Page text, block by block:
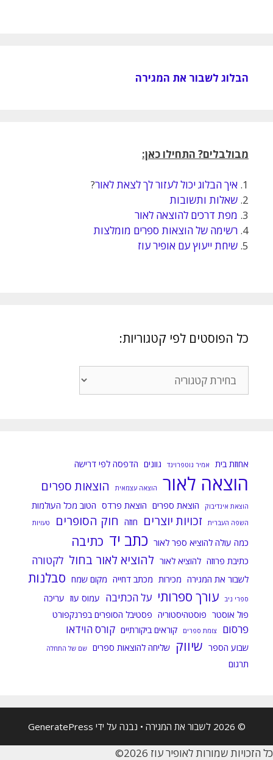
הבלוג לשבור את המגירה
מבולבלים? התחילו כאן:
1. איך הבלוג יכול לעזור לך לצאת לאור?
2. שאלות ותשובות
3. מפת דרכים להוצאה לאור
4. רשימה של הוצאות ספרים מומלצות
5. שיחת ייעוץ עם אופיר עוז
כל הפוסטים לפי קטגוריות:
הפוסטים
אחוזת בית אמיר גוטפרוינד גוונים הדפסה לפי דרישה
הוצאה לאור הוצאה עצמאית הוצאות ספרים
הוצאת אינדיבוק הוצאת ספרים הוצאת פרדס הטוב מכל העולמות
השפה העברית זכויות יוצרים חוזה חוק הסופרים טעויות
כמה עולה להוציא ספר לאור כתב יד כתיבה
כתיבת פרוזה להוציא לאור להוציא לאור בחול לקטורה
לשבור את המגירה מכירות מכתב דחייה מקום שמח סבלנות
ספרי ניב עורך ספרותי על הכתיבה עמוס עוז עריכה
פול אוסטר פוסטהיסטוריה פסטיבל הסופרים בפרנקפורט
פרסום צומת ספרים קוראים ביקורתיים קורס הוידאו
שבוע הספר שיווק שליחה להוצאות ספרים שם של התחלה
תרגום
© 2026 לשבור את המגירה • נבנה על ידי GeneratePress
כל הזכויות שמורות לאופיר עוז 2026©